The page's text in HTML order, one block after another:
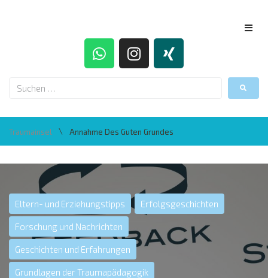
Traumainsel \ Annahme Des Guten Grundes
Eltern- und Erziehungstipps Erfolgsgeschichten
Forschung und Nachrichten
Geschichten und Erfahrungen
Grundlagen der Traumapädagogik